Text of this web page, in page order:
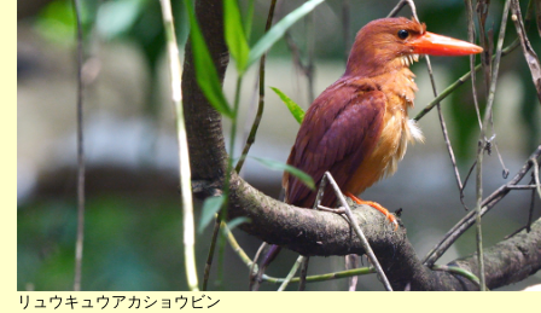
リュウキュウアカショウビン